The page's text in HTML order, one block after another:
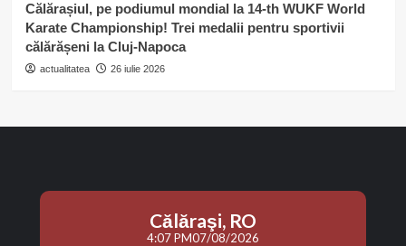
Călărașiul, pe podiumul mondial la 14-th WUKF World
Karate Championship! Trei medalii pentru sportivii
călărășeni la Cluj-Napoca
actualitatea 26 iulie 2026
Călăraşi, RO
4:07 PM07/08/2026